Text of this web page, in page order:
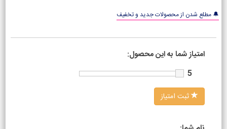
🔔 مطلع شدن از محصولات جدید و تخفیف
امتیاز شما به این محصول:
5
ثبت امتیاز